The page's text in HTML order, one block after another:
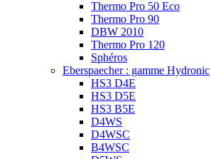
Thermo Pro 50 Eco
Thermo Pro 90
DBW 2010
Thermo Pro 120
Sphéros
Eberspaecher : gamme Hydronic
HS3 D4E
HS3 D5E
HS3 B5E
D4WS
D4WSC
B4WSC